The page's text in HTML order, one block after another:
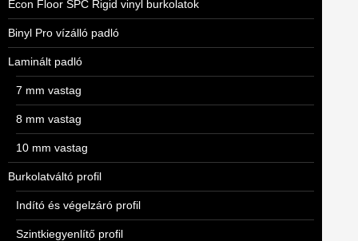
Econ Floor SPC Rigid vinyl burkolatok
Binyl Pro vízálló padló
Laminált padló
7 mm vastag
8 mm vastag
10 mm vastag
Burkolatváltó profil
Indító és végelzáró profil
Szintkiegyenlítő profil